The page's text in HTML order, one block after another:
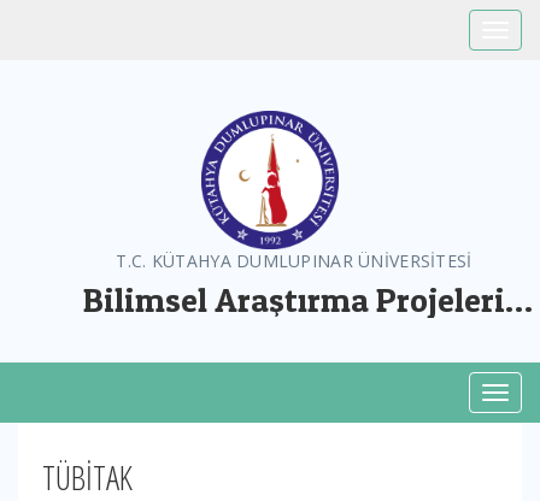
T.C. KÜTAHYA DUMLUPINAR ÜNİVERSİTESİ
Bilimsel Araştırma Projeleri
TÜBİTAK